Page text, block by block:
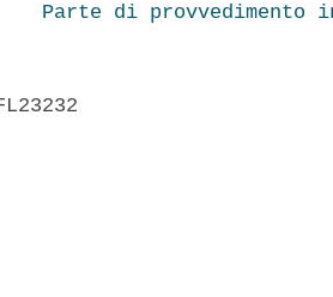
Parte di provvedimento